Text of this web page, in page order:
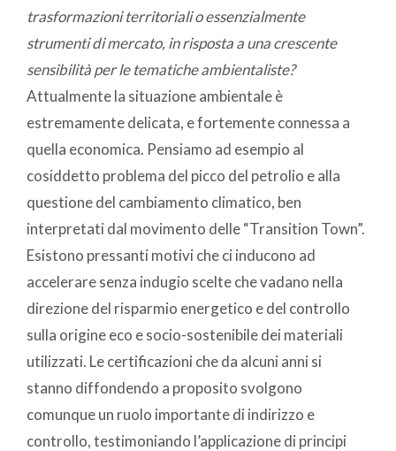
trasformazioni territoriali o essenzialmente
strumenti di mercato, in risposta a una crescente
sensibilità per le tematiche ambientaliste?
Attualmente la situazione ambientale è
estremamente delicata, e fortemente connessa a
quella economica. Pensiamo ad esempio al
cosiddetto problema del picco del petrolio e alla
questione del cambiamento climatico, ben
interpretati dal movimento delle “Transition Town”.
Esistono pressanti motivi che ci inducono ad
accelerare senza indugio scelte che vadano nella
direzione del risparmio energetico e del controllo
sulla origine eco e socio-sostenibile dei materiali
utilizzati. Le certificazioni che da alcuni anni si
stanno diffondendo a proposito svolgono
comunque un ruolo importante di indirizzo e
controllo, testimoniando l’applicazione di principi